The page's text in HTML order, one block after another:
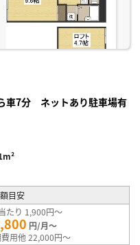
車7分 ネットあり駐車場有
目安
たり 1,900円～
円/月～
用他 22,000円～